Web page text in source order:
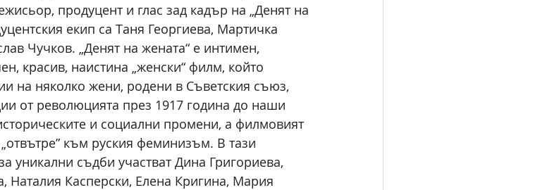
продуцент и глас зад кадър на „Денят на
екип са Таня Георгиева, Мартичка
Чучков. „Денят на жената“ е интимен,
красив, наистина „женски“ филм, който
на няколко жени, родени в Съветския съюз,
от революцията през 1917 година до наши
и социални промени, а филмовият
към руския феминизъм. В тази
уникални съдби участват Дина Григориева,
Наталия Касперски, Елена Кригина, Мария